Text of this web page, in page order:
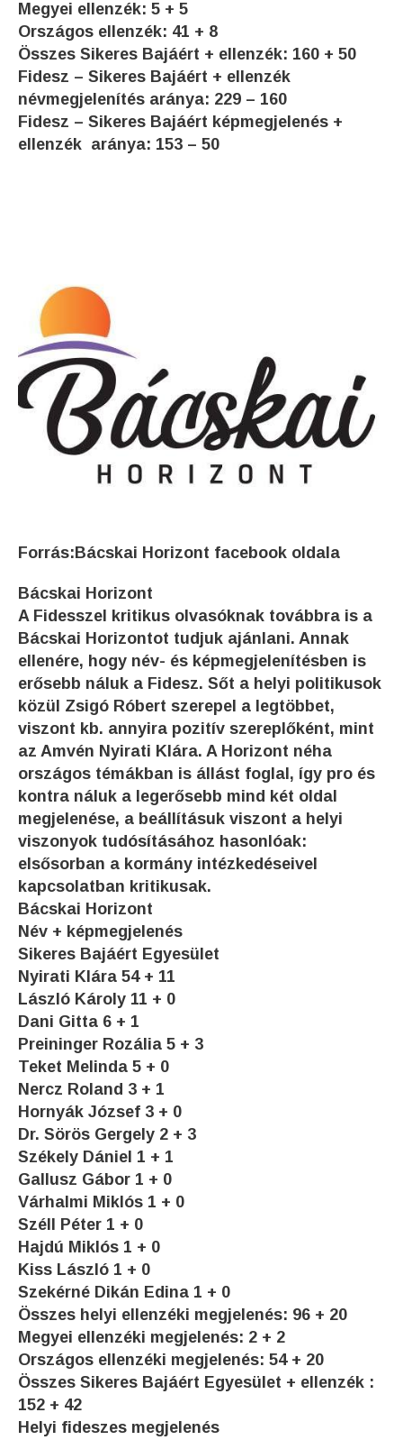
Megyei ellenzék: 5 + 5
Országos ellenzék: 41 + 8
Összes Sikeres Bajáért + ellenzék: 160 + 50
Fidesz – Sikeres Bajáért + ellenzék
névmegjelenítés aránya: 229 – 160
Fidesz – Sikeres Bajáért képmegjelenés +
ellenzék aránya: 153 – 50
Forrás: Bácskai Horizont facebook oldala
Bácskai Horizont
A Fidesszel kritikus olvasóknak továbbra is a
Bácskai Horizontot tudjuk ajánlani. Annak
ellenére, hogy név- és képmegjelenítésben is
erősebb náluk a Fidesz. Sőt a helyi politikusok
közül Zsigó Róbert szerepel a legtöbbet,
viszont kb. annyira pozitív szereplőként, mint
az Amvén Nyirati Klára. A Horizont néha
országos témákban is állást foglal, így pro és
kontra náluk a legerősebb mind két oldal
megjelenése, a beállításuk viszont a helyi
viszonyok tudósításához hasonlóak:
elsősorban a kormány intézkedéseivel
kapcsolatban kritikusak.
Bácskai Horizont
Név + képmegjelenés
Sikeres Bajáért Egyesület
Nyirati Klára 54 + 11
László Károly 11 + 0
Dani Gitta 6 + 1
Preininger Rozália 5 + 3
Teket Melinda 5 + 0
Nercz Roland 3 + 1
Hornyák József 3 + 0
Dr. Sörös Gergely 2 + 3
Székely Dániel 1 + 1
Gallusz Gábor 1 + 0
Várhalmi Miklós 1 + 0
Széll Péter 1 + 0
Hajdú Miklós 1 + 0
Kiss László 1 + 0
Szekérné Dikán Edina 1 + 0
Összes helyi ellenzéki megjelenés: 96 + 20
Megyei ellenzéki megjelenés: 2 + 2
Országos ellenzéki megjelenés: 54 + 20
Összes Sikeres Bajáért Egyesület + ellenzék :
152 + 42
Helyi fideszes megjelenés